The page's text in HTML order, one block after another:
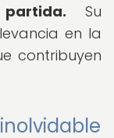
Su
en la
contribuyen